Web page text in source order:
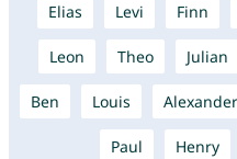
Elias Levi Finn
Leon Theo Julian
Ben Louis Alexander
Paul Henry